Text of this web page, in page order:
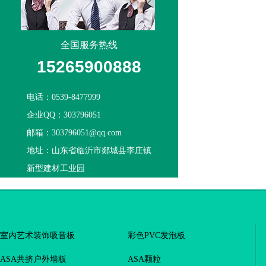
全国服务热线
15265900888
电话：0539-8477999
企业QQ：303796051
邮箱：303796051@qq.com
地址：山东省临沂市郯城县李庄镇
新型建材工业园
室内艺术装饰吸音板 彩色PVC发泡板
ASA共挤户外墙板 ASA颗粒